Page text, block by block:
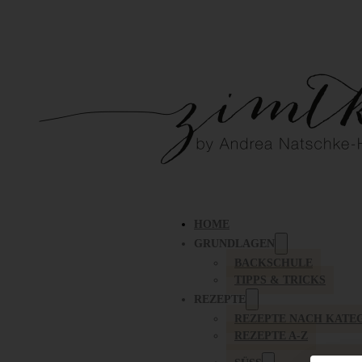
HOME
GRUNDLAGEN
BACKSCHULE
TIPPS & TRICKS
REZEPTE
REZEPTE NACH
REZEPTE A-Z